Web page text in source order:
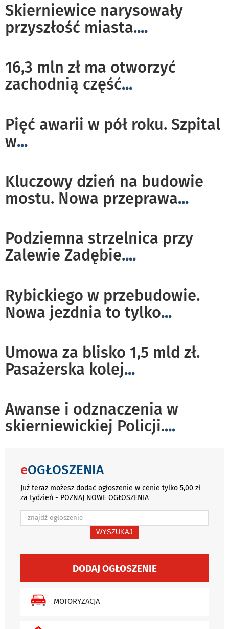
Skierniewice narysowały
przyszłość miasta....
16,3 mln zł ma otworzyć
zachodnią część...
Pięć awarii w pół roku. Szpital
w...
Kluczowy dzień na budowie
mostu. Nowa przeprawa...
Podziemna strzelnica przy
Zalewie Zadębie....
Rybickiego w przebudowie.
Nowa jezdnia to tylko...
Umowa za blisko 1,5 mld zł.
Pasażerska kolej...
Awanse i odznaczenia w
skierniewickiej Policji....
eOGŁOSZENIA
Już teraz możesz dodać ogłoszenie w cenie tylko 5,00 zł
za tydzień - POZNAJ NOWE OGŁOSZENIA
WYSZUKAJ
DODAJ OGŁOSZENIE
MOTORYZACJA